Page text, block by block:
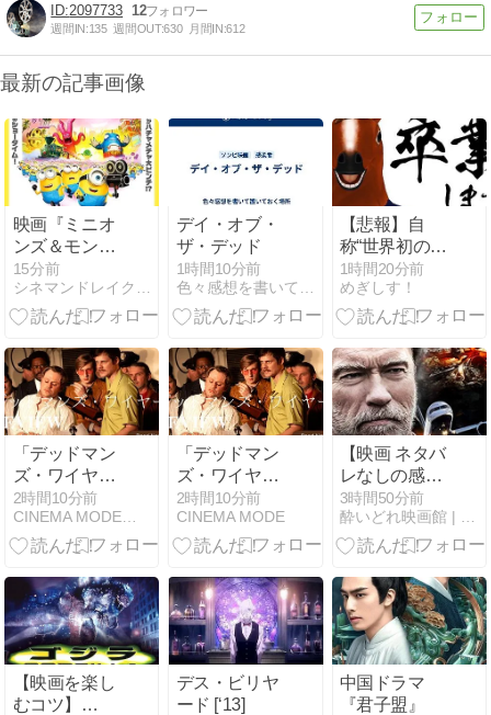
2097733 12
週間IN:135 週間OUT:630 月間IN:612
最新の記事画像
映画『ミニオ
ンズ＆モンス
ターズ』感想
（ネタバレ）
…ハリウッド
い！
15分前
シネマンドレイク：映画感想＆レビュー
デイ・オブ・
ザ・デッド
1時間10分前
色々感想を書いて置いておく場所
【悲報】自
称“世界初の男
性VTuber”「ば
あちゃる」が
引退を発表
部】
1時間20分前
めぎしす！
「デッドマン
ズ・ワイヤ
ー」【ネタバ
レ感想】滑稽
な犯人トニー
「狂っている
のは誰だ？」
2時間10分前
CINEMA MODE｜映画の感想/レビューブログ
「デッドマン
ズ・ワイヤ
ー」【ネタバ
レ感想】滑稽
な犯人トニー
「狂っている
のは誰だ？」
2時間10分前
CINEMA MODE
【映画 ネタバ
レなしの感
想】『アフタ
ーマ
ス:Aftermath』
3時間50分前
酔いどれ映画館 | まったりと映画紹介
【映画を楽し
むコツ】
デス・ビリヤ
ード [‘13]
中国ドラマ
『君子盟』